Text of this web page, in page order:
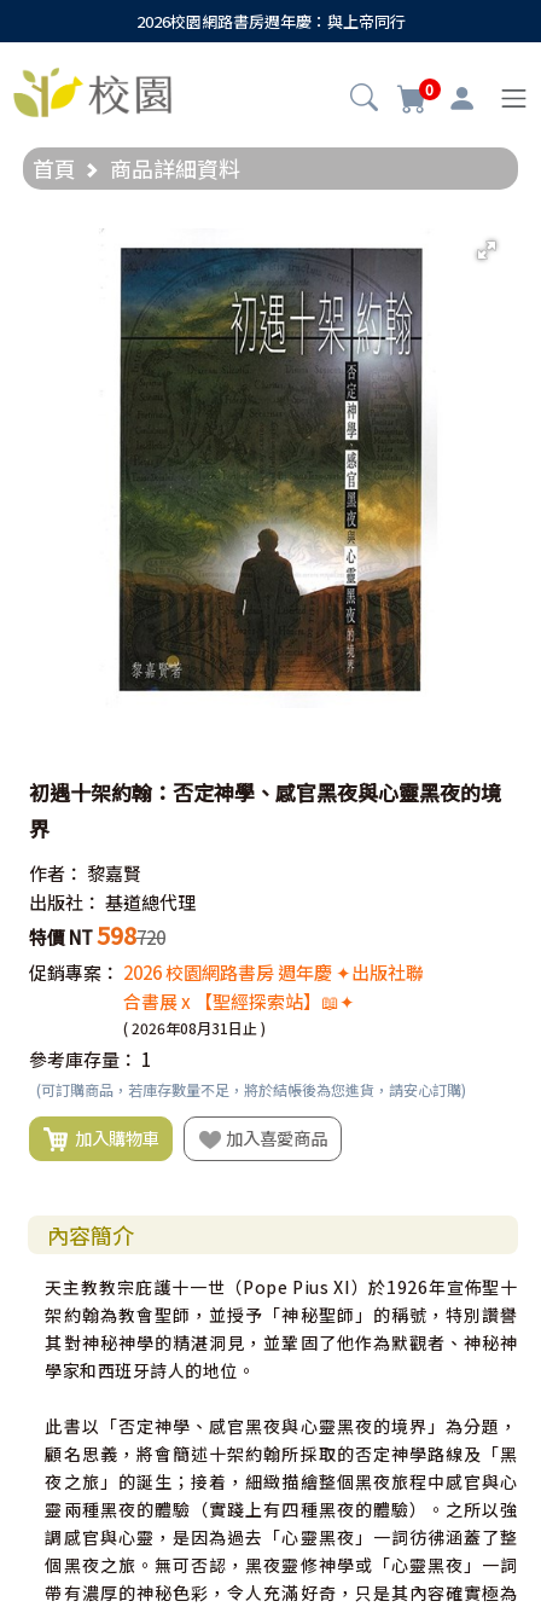
2026校園網路書房週年慶：與上帝同行
0
首頁 商品詳細資料
初遇十架約翰：否定神學、感官黑夜與心靈黑夜的境
界
作者： 黎嘉賢
出版社： 基道總代理
特價 NT598720
促銷專案： 2026 校園網路書房 週年慶 ✦出版社聯
合書展 x 【聖經探索站】📖✦
( 2026年08月31日止 )
參考庫存量： 1
(可訂購商品，若庫存數量不足，將於結帳後為您進貨，請安心訂購)
加入購物車 加入喜愛商品
內容簡介
天主教教宗庇護十一世（Pope Pius XI）於1926年宣佈聖十
架約翰為教會聖師，並授予「神秘聖師」的稱號，特別讚譽
其對神秘神學的精湛洞見，並鞏固了他作為默觀者、神秘神
學家和西班牙詩人的地位。
此書以「否定神學、感官黑夜與心靈黑夜的境界」為分題，
顧名思義，將會簡述十架約翰所採取的否定神學路線及「黑
夜之旅」的誕生；接着，細緻描繪整個黑夜旅程中感官與心
靈兩種黑夜的體驗（實踐上有四種黑夜的體驗）。之所以強
調感官與心靈，是因為過去「心靈黑夜」一詞彷彿涵蓋了整
個黑夜之旅。無可否認，黑夜靈修神學或「心靈黑夜」一詞
帶有濃厚的神秘色彩，令人充滿好奇，只是其內容確實極為